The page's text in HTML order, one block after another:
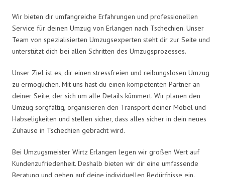
Wir bieten dir umfangreiche Erfahrungen und professionellen
Service für deinen Umzug von Erlangen nach Tschechien. Unser
Team von spezialisierten Umzugsexperten steht dir zur Seite und
unterstützt dich bei allen Schritten des Umzugsprozesses.
Unser Ziel ist es, dir einen stressfreien und reibungslosen Umzug
zu ermöglichen. Mit uns hast du einen kompetenten Partner an
deiner Seite, der sich um alle Details kümmert. Wir planen den
Umzug sorgfältig, organisieren den Transport deiner Möbel und
Habseligkeiten und stellen sicher, dass alles sicher in dein neues
Zuhause in Tschechien gebracht wird.
Bei Umzugsmeister Wirtz Erlangen legen wir großen Wert auf
Kundenzufriedenheit. Deshalb bieten wir dir eine umfassende
Beratung und gehen auf deine individuellen Bedürfnisse ein.